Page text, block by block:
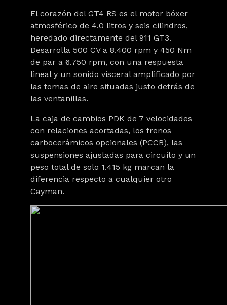
El corazón del GT4 RS es el motor bóxer
atmosférico de 4.0 litros y seis cilindros,
heredado directamente del 911 GT3.
Desarrolla 500 CV a 8.400 rpm y 450 Nm
de par a 6.750 rpm, con una respuesta
lineal y un sonido visceral amplificado por
las tomas de aire situadas justo detrás de
las ventanillas.
La caja de cambios PDK de 7 velocidades
con relaciones acortadas, los frenos
carbocerámicos opcionales (PCCB), las
suspensiones ajustadas para circuito y un
peso total de solo 1.415 kg marcan la
diferencia respecto a cualquier otro
Cayman.